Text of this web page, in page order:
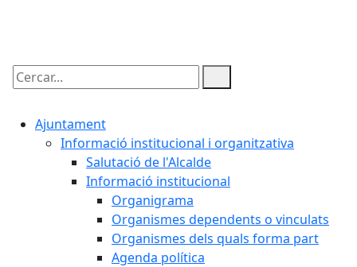
Cercar:
Ajuntament
Informació institucional i organitzativa
Salutació de l'Alcalde
Informació institucional
Organigrama
Organismes dependents o vinculats
Organismes dels quals forma part
Agenda política